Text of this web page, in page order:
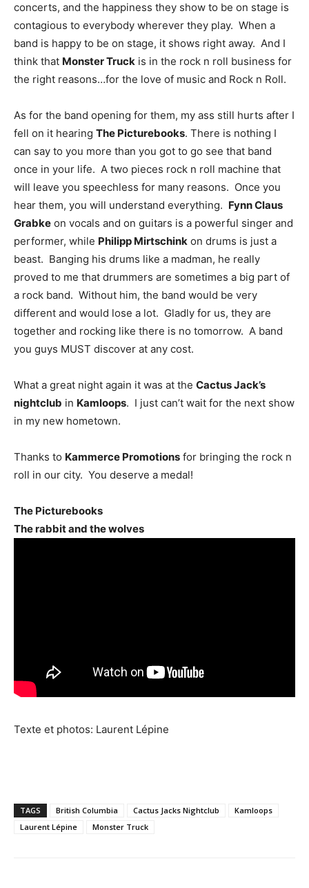
concerts, and the happiness they show to be on stage is
contagious to everybody wherever they play. When a
band is happy to be on stage, it shows right away. And I
think that Monster Truck is in the rock n roll business for
the right reasons…for the love of music and Rock n Roll.
As for the band opening for them, my ass still hurts after I
fell on it hearing The Picturebooks. There is nothing I
can say to you more than you got to go see that band
once in your life. A two pieces rock n roll machine that
will leave you speechless for many reasons. Once you
hear them, you will understand everything. Fynn Claus
Grabke on vocals and on guitars is a powerful singer and
performer, while Philipp Mirtschink on drums is just a
beast. Banging his drums like a madman, he really
proved to me that drummers are sometimes a big part of
a rock band. Without him, the band would be very
different and would lose a lot. Gladly for us, they are
together and rocking like there is no tomorrow. A band
you guys MUST discover at any cost.
What a great night again it was at the Cactus Jack’s
nightclub in Kamloops. I just can’t wait for the next show
in my new hometown.
Thanks to Kammerce Promotions for bringing the rock n
roll in our city. You deserve a medal!
The Picturebooks
The rabbit and the wolves
Texte et photos: Laurent Lépine
TAGS British Columbia Cactus Jacks Nightclub
Kamloops
Laurent Lépine
Monster Truck